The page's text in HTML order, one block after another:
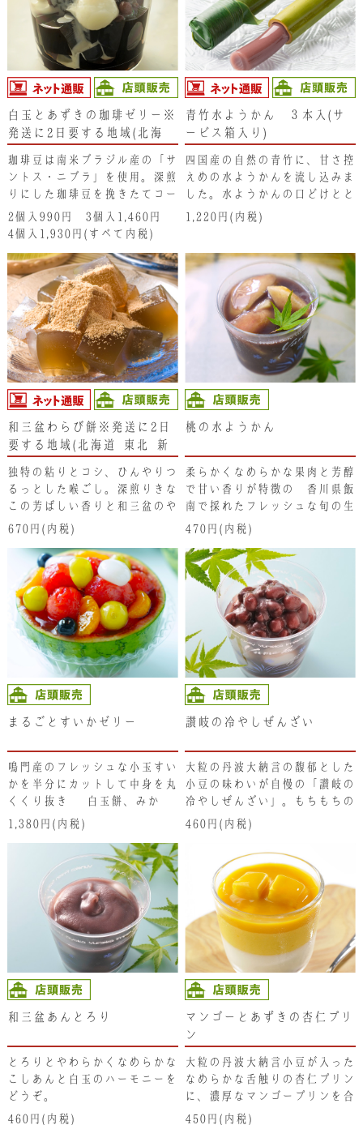
白玉とあずきの珈琲ゼリー※
発送に2日要する地域(北海
注文不可となります。ご了承
ください。
珈琲豆は南米ブラジル産の「サ
ントス・ニブラ」を使用。深煎
りにした珈琲豆を挽きたてコー
ヒーにして、直ぐにゼリーに仕
上げています。モチモチの白玉
クリームをかけてお召し上がり
ください。淹れたての深いコー
ヒーの香りと、粒あんに掛けた
生クリームとのコラボレーショ
ンをお楽しみください。
2個入990円 3個入1,460円
4個入1,930円(すべて内税)
青竹水ようかん ３本入(サ
ービス箱入り)
四国産の自然の青竹に、甘さ控
えめの水ようかんを流し込みま
した。水ようかんの口どけとと
もに青竹の香りもお楽しみくだ
1,220円(内税)
和三盆わらび餅※発送に2日
要する地域(北海道･東北･新
となります。ご了承くださ
独特の粘りとコシ、ひんやりつ
るっとした喉ごし。深煎りきな
この芳ばしい香りと和三盆のや
さしい甘さがお口に広がりま
670円(内税)
桃の水ようかん
柔らかくなめらかな果肉と芳醇
で甘い香りが特徴の 香川県飯
南で採れたフレッシュな旬の生
桃を、あっさりとした水ようか
す。ひんやりと口どけなめらか
で香り際立つ生桃と柔らかな水
ようかんの組み合わせは想像以
上です！
470円(内税)
まるごとすいかゼリー
鳴門産のフレッシュな小玉すい
かを半分にカットして中身を丸
くくり抜き､ 白玉餅、みか
ん、ブルーベリー、シャインマ
いかを、すいかの皮の容器にた
っぷりと入れ合わせて水々しく
やわらかなゼリーに仕上げてい
ます。すいか特有のシャリッと
した生食感も新鮮で､ゼリーを
食べると言うよりも、すいかに
ゼリーと色々なフルーツと絡め
て一緒に食べる感覚です。
1,380円(内税)
讃岐の冷やしぜんざい
大粒の丹波大納言の馥郁とした
小豆の味わいが自慢の「讃岐の
冷やしぜんざい」。もちもちの
白玉と絡めて冷たいままお召し
だけ“ の和菓子ですが、なか
なか侮れない味わいです。
460円(内税)
和三盆あんとろり
とろりとやわらかくなめらかな
こしあんと白玉のハーモニーを
どうぞ。
460円(内税)
マンゴーとあずきの杏仁プリ
ン
大粒の丹波大納言小豆が入った
なめらかな舌触りの杏仁プリン
に、濃厚なマンゴープリンを合
わせました。
450円(内税)